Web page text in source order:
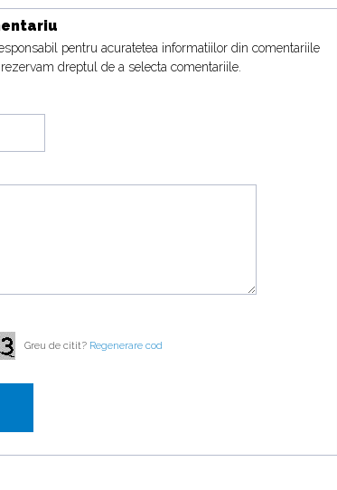
pentru acuratetea informatiilor din comentariile
dreptul de a selecta comentariile.
Greu de citit? Regenerare cod